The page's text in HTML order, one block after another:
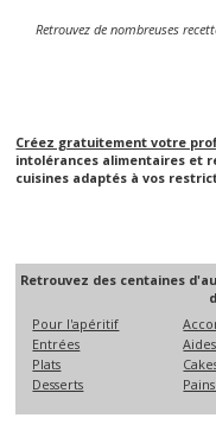
Retrouvez de nombreuses
Créez gratuitement votre
intolérances alimentaires et
cuisines adaptés à vos
Retrouvez des centaines
Pour l'apéritif
Entrées
Plats
Desserts